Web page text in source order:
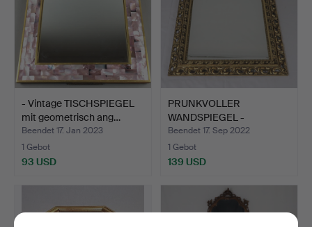
- Vintage TISCHSPIEGEL
mit geometrisch ang…
Beendet 17. Jan 2023
1 Gebot
93 USD
PRUNKVOLLER
WANDSPIEGEL -
Pieterman Schied…
Beendet 17. Sep 2022
1 Gebot
139 USD